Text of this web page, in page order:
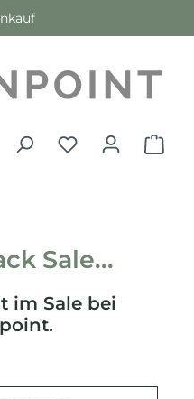
Sale...
im Sale bei